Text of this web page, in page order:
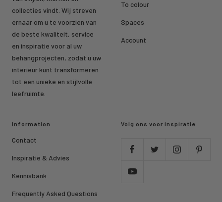
collecties vindt. Wij streven
ernaar om u te voorzien van
de beste kwaliteit, service
en inspiratie voor al uw
behangprojecten, zodat u uw
interieur kunt transformeren
tot een unieke en stijlvolle
leefruimte.
To colour
Spaces
Account
Information
Contact
Inspiratie & Advies
Kennisbank
Frequently Asked Questions
Volg ons voor inspiratie